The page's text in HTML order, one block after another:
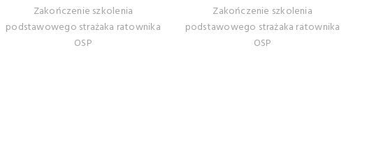
Zakończenie szkolenia
podstawowego strażaka ratownika
OSP
Zakończenie szkolenia
podstawowego strażaka ratownika
OSP